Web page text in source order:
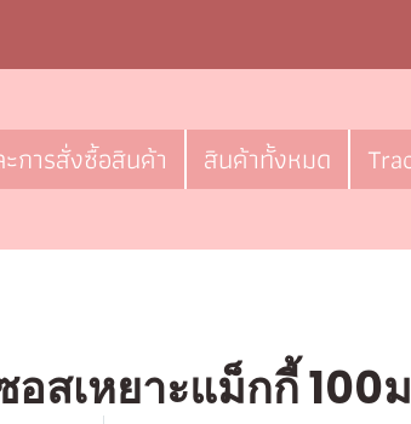
การสั่งซื้อสินค้า สินค้าทั้งหมด
อสเหยาะแม็กกี้